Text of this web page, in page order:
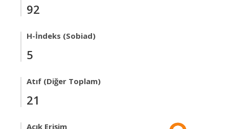
92
H-İndeks (Sobiad)
5
Atıf (Diğer Toplam)
21
Açık Erişim